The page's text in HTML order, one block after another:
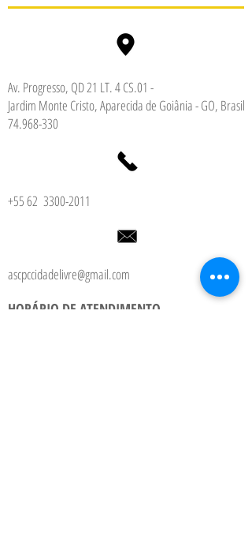
Av. Progresso, QD 21 LT. 4 CS.01 -
Jardim Monte Cristo, Aparecida de Goiânia - GO, Brasil
74.968-330
+55 62 3300-2011
ascpccidadelivre@gmail.com
HORÁRIO DE ATENDIMENTO